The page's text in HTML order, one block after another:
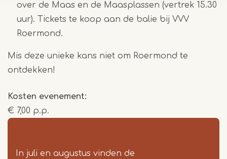
over de Maas en de Maasplassen (vertrek 15.30
uur). Tickets te koop aan de balie bij VVV
Roermond.
Mis deze unieke kans niet om Roermond te
ontdekken!
Kosten evenement
€ 7,00 p.p.
In juli en augustus vinden de